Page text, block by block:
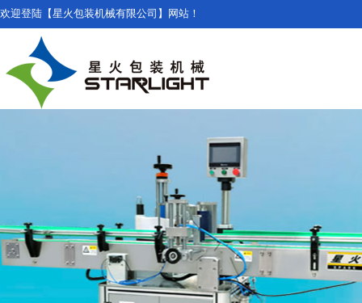
欢迎登陆【星火包装机械有限公司】网站！